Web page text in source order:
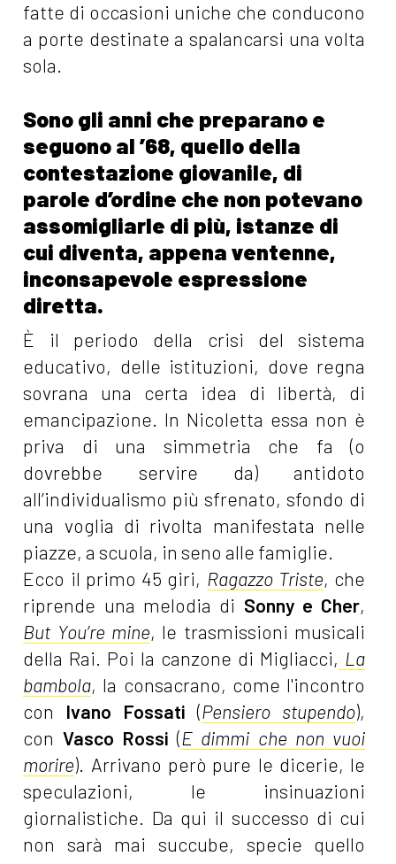
fatte di occasioni uniche che conducono
a porte destinate a spalancarsi una volta
sola.
Sono gli anni che preparano e
seguono al ’68, quello della
contestazione giovanile, di
parole d’ordine che non potevano
assomigliarle di più, istanze di
cui diventa, appena ventenne,
inconsapevole espressione
diretta.
È il periodo della crisi del sistema
educativo, delle istituzioni, dove regna
sovrana una certa idea di libertà, di
emancipazione. In Nicoletta essa non è
priva di una simmetria che fa (o
dovrebbe servire da) antidoto
all’individualismo più sfrenato, sfondo di
una voglia di rivolta manifestata nelle
piazze, a scuola, in seno alle famiglie.
Ecco il primo 45 giri, Ragazzo Triste, che
riprende una melodia di Sonny e Cher,
But You’re mine, le trasmissioni musicali
della Rai. Poi la canzone di Migliacci, La
bambola, la consacrano, come l'incontro
con Ivano Fossati (Pensiero stupendo),
con Vasco Rossi (E dimmi che non vuoi
morire). Arrivano però pure le dicerie, le
speculazioni, le insinuazioni
giornalistiche. Da qui il successo di cui
non sarà mai succube, specie quello